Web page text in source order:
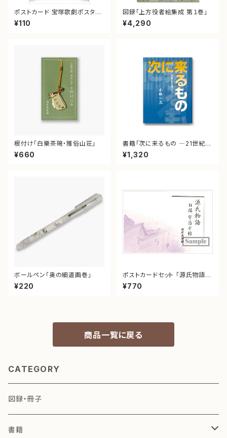
ポストカード 宝塚歌劇ポスター
「ミュージック・アルバム」
¥110
図録「上方役者絵集成 第１巻」
¥4,290
根付け「白樂茶碗・雅俗山荘」
¥660
書籍「次に来るもの ―21世紀を
迎えてー」
¥1,320
ボールペン「奥の細道画巻」
¥220
ポストカードセット 「源氏物語
白描 宇治十帖」8枚入
¥770
商品一覧に戻る
CATEGORY
図録・冊子
書籍